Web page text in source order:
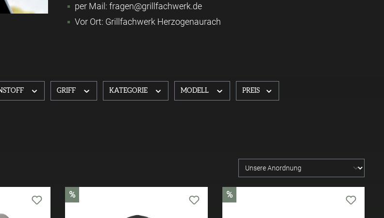
per Mail: fragen@grillfachwerk.de
Vor Ort: Grillfachwerk Herzogenaurach
GRIFF KATEGORIE MODELL PREIS
% %